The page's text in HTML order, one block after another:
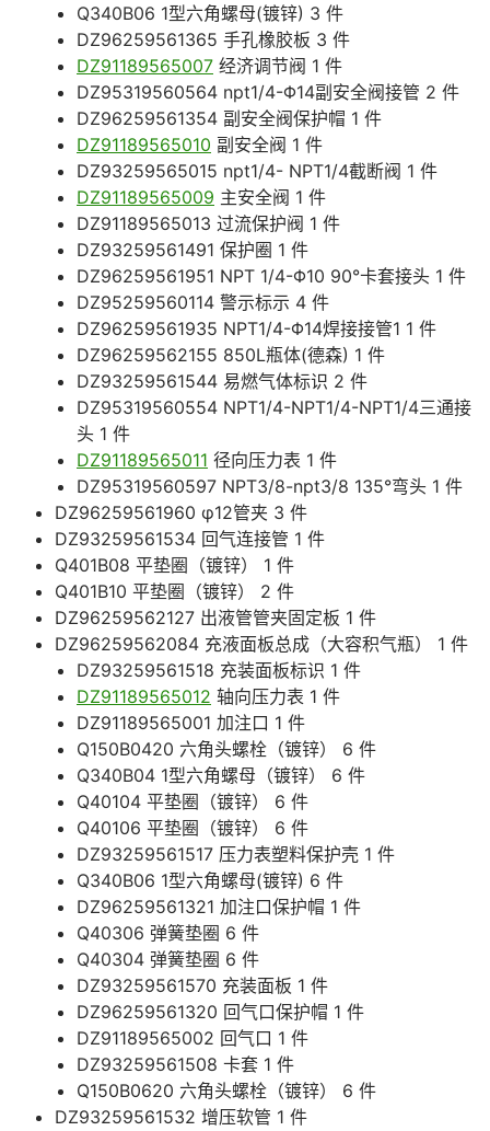
Q340B06 1型六角螺母(镀锌) 3 件
DZ96259561365 手孔橡胶板 3 件
DZ91189565007 经济调节阀 1 件
DZ95319560564 npt1/4-Φ14副安全阀接管 2 件
DZ96259561354 副安全阀保护帽 1 件
DZ91189565010 副安全阀 1 件
DZ93259565015 npt1/4- NPT1/4截断阀 1 件
DZ91189565009 主安全阀 1 件
DZ91189565013 过流保护阀 1 件
DZ93259561491 保护圈 1 件
DZ96259561951 NPT 1/4-Φ10 90°卡套接头 1 件
DZ95259560114 警示标示 4 件
DZ96259561935 NPT1/4-Φ14焊接接管1 1 件
DZ96259562155 850L瓶体(德森) 1 件
DZ93259561544 易燃气体标识 2 件
DZ95319560554 NPT1/4-NPT1/4-NPT1/4三通接
头 1 件
DZ91189565011 径向压力表 1 件
DZ95319560597 NPT3/8-npt3/8 135°弯头 1 件
DZ96259561960 φ12管夹 3 件
DZ93259561534 回气连接管 1 件
Q401B08 平垫圈（镀锌） 1 件
Q401B10 平垫圈（镀锌） 2 件
DZ96259562127 出液管管夹固定板 1 件
DZ96259562084 充液面板总成（大容积气瓶） 1 件
DZ93259561518 充装面板标识 1 件
DZ91189565012 轴向压力表 1 件
DZ91189565001 加注口 1 件
Q150B0420 六角头螺栓（镀锌） 6 件
Q340B04 1型六角螺母（镀锌） 6 件
Q40104 平垫圈（镀锌） 6 件
Q40106 平垫圈（镀锌） 6 件
DZ93259561517 压力表塑料保护壳 1 件
Q340B06 1型六角螺母(镀锌) 6 件
DZ96259561321 加注口保护帽 1 件
Q40306 弹簧垫圈 6 件
Q40304 弹簧垫圈 6 件
DZ93259561570 充装面板 1 件
DZ96259561320 回气口保护帽 1 件
DZ91189565002 回气口 1 件
DZ93259561508 卡套 1 件
Q150B0620 六角头螺栓（镀锌） 6 件
DZ93259561532 增压软管 1 件